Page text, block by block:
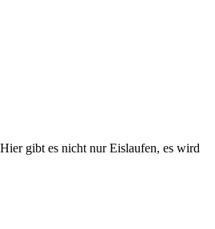
gibt es nicht nur Eislaufen, es wird